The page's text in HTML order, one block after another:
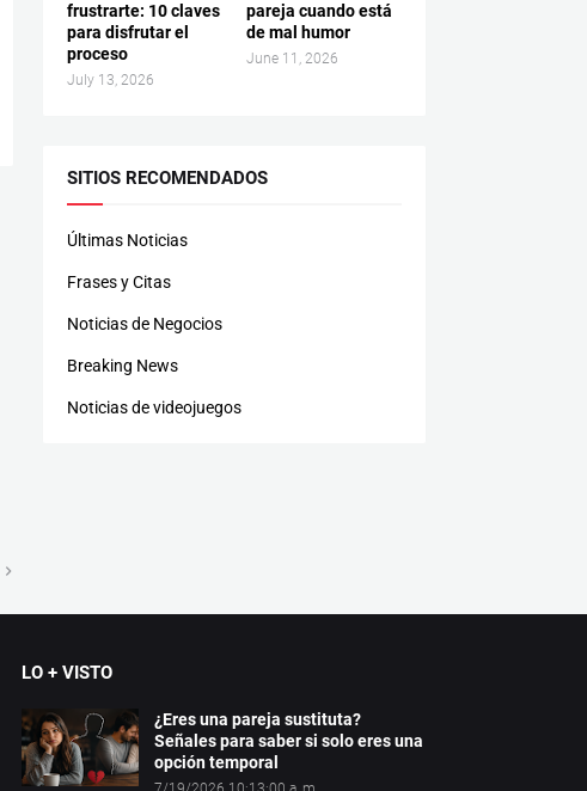
frustrarte: 10 claves
para disfrutar el
proceso
July 13, 2026
pareja cuando está
de mal humor
June 11, 2026
SITIOS RECOMENDADOS
Últimas Noticias
Frases y Citas
Noticias de Negocios
Breaking News
Noticias de videojuegos
LO + VISTO
¿Eres una pareja sustituta?
Señales para saber si solo eres una
opción temporal